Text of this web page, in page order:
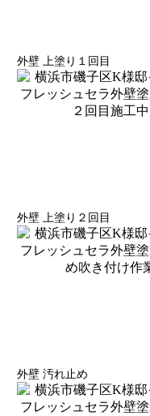
外壁 上塗り１回目
外壁 上塗り２回目
外壁 汚れ止め